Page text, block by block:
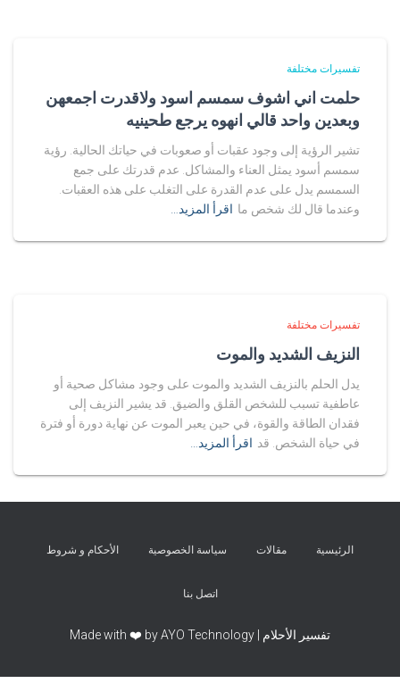
تفسيرات مختلفة
حلمت اني اشوف سمسم اسود ولاقدرت اجمعهن
وبعدين واحد قالي انهوه يرجع طحينيه
تشير الرؤية إلى وجود عقبات أو صعوبات في حياتك الحالية. رؤية
سمسم أسود يمثل العناء والمشاكل. عدم قدرتك على جمع
السمسم يدل على عدم القدرة على التغلب على هذه العقبات.
وعندما قال لك شخص ما اقرأ المزيد…
تفسيرات مختلفة
النزيف الشديد والموت
يدل الحلم بالنزيف الشديد والموت على وجود مشاكل صحية أو
عاطفية تسبب للشخص القلق والضيق. قد يشير النزيف إلى
فقدان الطاقة والقوة، في حين يعبر الموت عن نهاية دورة أو فترة
في حياة الشخص. قد اقرأ المزيد…
الرئيسية مقالات سياسة الخصوصية الأحكام و شروط
اتصل بنا
تفسير الأحلام | Made with ❤️ by AYO Technology